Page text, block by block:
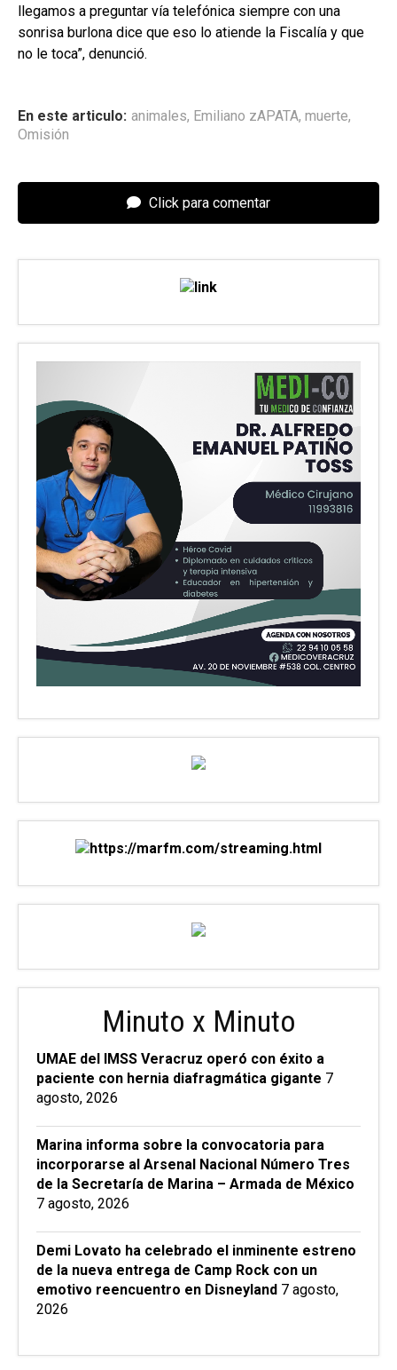
llegamos a preguntar vía telefónica siempre con una
sonrisa burlona dice que eso lo atiende la Fiscalía y que
no le toca”, denunció.
En este articulo: animales, Emiliano zAPATA, muerte,
Omisión
Click para comentar
Minuto x Minuto
UMAE del IMSS Veracruz operó con éxito a
paciente con hernia diafragmática gigante 7
agosto, 2026
Marina informa sobre la convocatoria para
incorporarse al Arsenal Nacional Número Tres
de la Secretaría de Marina – Armada de México
7 agosto, 2026
Demi Lovato ha celebrado el inminente estreno
de la nueva entrega de Camp Rock con un
emotivo reencuentro en Disneyland 7 agosto,
2026